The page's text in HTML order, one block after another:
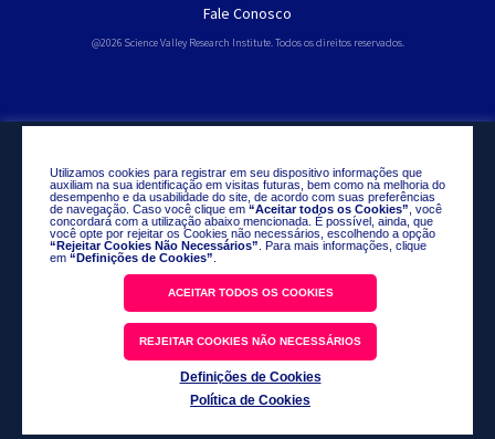
Fale Conosco
@2026 Science Valley Research Institute. Todos os direitos reservados.
Utilizamos cookies para registrar em seu dispositivo informações que
auxiliam na sua identificação em visitas futuras, bem como na melhoria do
desempenho e da usabilidade do site, de acordo com suas preferências
de navegação. Caso você clique em “Aceitar todos os Cookies” , você
concordará com a utilização abaixo mencionada. É possível, ainda, que
você opte por rejeitar os Cookies não necessários, escolhendo a opção
“Rejeitar Cookies Não Necessários” . Para mais informações, clique
em “Definições de Cookies”
ACEITAR TODOS OS COOKIES
REJEITAR COOKIES NÃO NECESSÁRIOS
Definições de Cookies
Política de Cookies